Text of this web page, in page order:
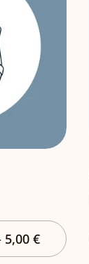
5,00 €